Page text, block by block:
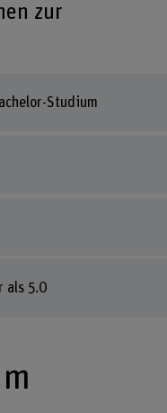
zur
Studium
als 5.0